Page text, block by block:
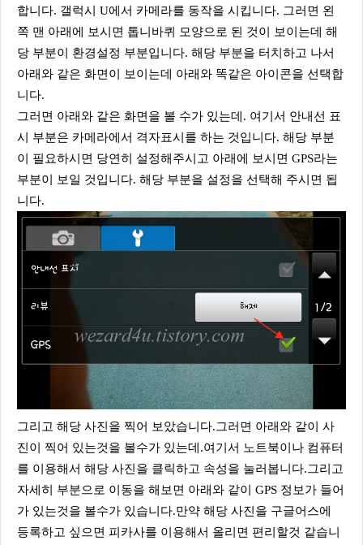
합니다. 갤럭시 U에서 카메라를 동작을 시킵니다. 그러면 왼
쪽 맨 아래에 보시면 톱니바퀴 모양으로 된 것이 보이는데 해
당 부분이 환경설정 부분입니다. 해당 부분을 터치하고 나서
아래와 같은 화면이 보이는데 아래와 똑같은 아이콘을 선택합
니다.
그러면 아래와 같은 화면을 볼 수가 있는데. 여기서 안내선 표
시 부분은 카메라에서 격자표시를 하는 것입니다. 해당 부분
이 필요하시면 당연히 설정해주시고 아래에 보시면 GPS라는
부분이 보일 것입니다. 해당 부분을 설정을 선택해 주시면 됩
니다.
그리고 해당 사진을 찍어 보았습니다.그러면 아래와 같이 사
진이 찍어 있는것을 볼수가 있는데.여기서 노트북이나 컴퓨터
를 이용해서 해당 사진을 클릭하고 속성을 눌러봅니다.그리고
자세히 부분으로 이동을 해보면 아래와 같이 GPS 정보가 들어
가 있는것을 볼수가 있습니다.만약 해당 사진을 구글어스에
등록하고 싶으면 피카사를 이용해서 올리면 편리할것 같습니